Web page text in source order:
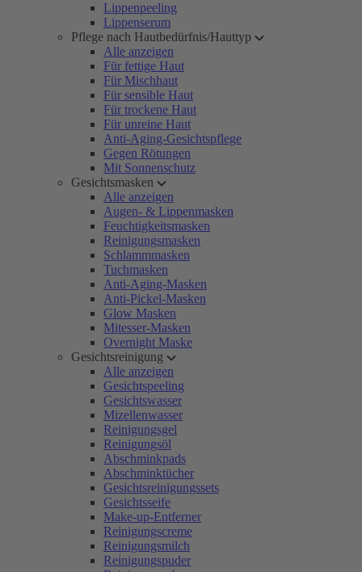
Lippenpeeling
Lippenserum
Pflege nach Hautbedürfnis/Hauttyp
Alle anzeigen
Für fettige Haut
Für Mischhaut
Für sensible Haut
Für trockene Haut
Für unreine Haut
Anti-Aging-Gesichtspflege
Gegen Rötungen
Mit Sonnenschutz
Gesichtsmasken
Alle anzeigen
Augen- & Lippenmasken
Feuchtigkeitsmasken
Reinigungsmasken
Schlammmasken
Tuchmasken
Anti-Aging-Masken
Anti-Pickel-Masken
Glow Masken
Mitesser-Masken
Overnight Maske
Gesichtsreinigung
Alle anzeigen
Gesichtspeeling
Gesichtswasser
Mizellenwasser
Reinigungsgel
Reinigungsöl
Abschminkpads
Abschminktücher
Gesichtsreinigungssets
Gesichtsseife
Make-up-Entferner
Reinigungscreme
Reinigungsmilch
Reinigungspuder